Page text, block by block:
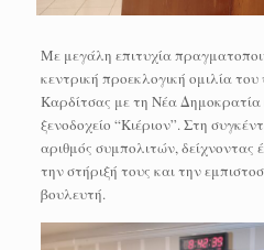
Με μεγάλη επιτυχία
κεντρική προεκλογική ομιλία
Καρδίτσας με τη Νέα
ξενοδοχείο “Κιέριον”. Στη
αριθμός συμπολιτών, δείχνοντας
την στήριξή τους και την
βουλευτή.